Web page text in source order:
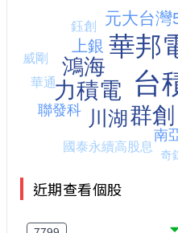
近期查看個股